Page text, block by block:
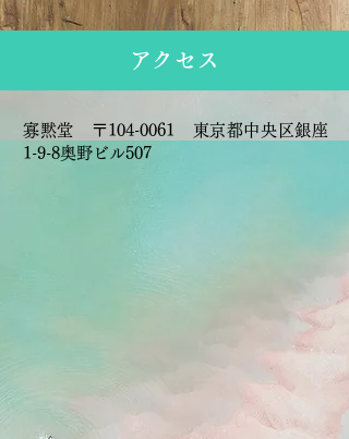
​アクセス
寡黙堂 〒104-0061 東京都中央区銀座
1-9-8奥野ビル507